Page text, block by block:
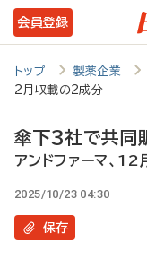
メ
イ
ン
テ
ツ
に
会員登録
トップ 製薬企業
2月収載の2成分
傘下3社で共同
アンドファーマ、
2025/10/23 04:30
保存